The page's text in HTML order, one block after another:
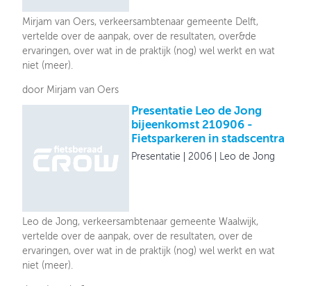
Mirjam van Oers, verkeersambtenaar gemeente Delft,
vertelde over de aanpak, over de resultaten, over&de
ervaringen, over wat in de praktijk (nog) wel werkt en wat
niet (meer).
door Mirjam van Oers
Presentatie Leo de Jong
bijeenkomst 210906 -
Fietsparkeren in stadscentra
Presentatie 2006 Leo de Jong
Leo de Jong, verkeersambtenaar gemeente Waalwijk,
vertelde over de aanpak, over de resultaten, over de
ervaringen, over wat in de praktijk (nog) wel werkt en wat
niet (meer).